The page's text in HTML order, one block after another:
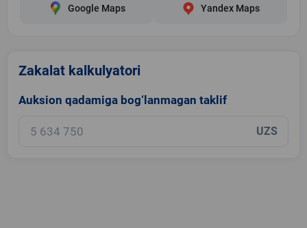
Google Maps Yandex Maps
Zakalat kalkulyatori
Auksion qadamiga bog‘lanmagan taklif
UZS